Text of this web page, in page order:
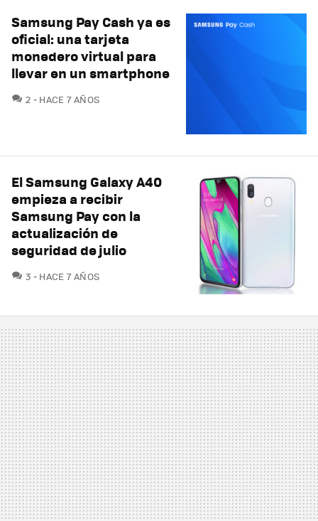
Samsung Pay Cash ya es
oficial: una tarjeta
monedero virtual para
llevar en un smartphone
2 COMENTARIOS
HACE 7 AÑOS
El Samsung Galaxy A40
empieza a recibir
Samsung Pay con la
actualización de
seguridad de julio
3 COMENTARIOS
HACE 7 AÑOS